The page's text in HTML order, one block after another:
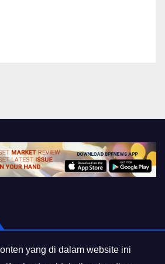
yang di dalam website ini